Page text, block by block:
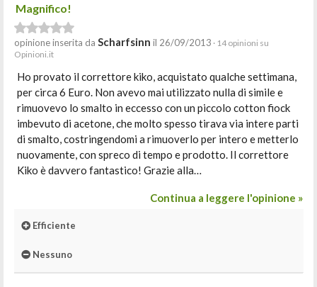
Magnifico!
opinione inserita da Scharfsinn il 26/09/2013 · 14 opinioni su
Opinioni.it
Ho provato il correttore kiko, acquistato qualche settimana,
per circa 6 Euro. Non avevo mai utilizzato nulla di simile e
rimuovevo lo smalto in eccesso con un piccolo cotton fiock
imbevuto di acetone, che molto spesso tirava via intere parti
di smalto, costringendomi a rimuoverlo per intero e metterlo
nuovamente, con spreco di tempo e prodotto. Il correttore
Kiko è davvero fantastico! Grazie alla…
Continua a leggere l'opinione »
Efficiente
Nessuno